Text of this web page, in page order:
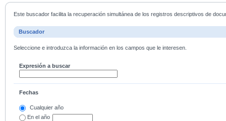
Este buscador facilita la recuperación simultánea de los registros descriptivos de
Buscador
Seleccione e introduzca la información en los campos que le interesen.
Expresión a buscar
Fechas
Cualquier año
En el año